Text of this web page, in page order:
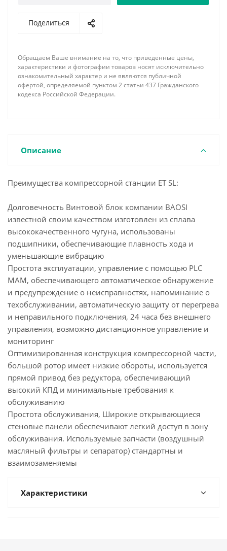
Поделиться
Обращаем Ваше внимание на то, что приведенные цены,
характеристики и фотографии товаров носят исключительно
ознакомительный характер и не являются публичной
офертой, определяемой пунктом 2 статьи 437 Гражданского
кодекса Российской Федерации.
Описание
Преимущества компрессорной станции ET SL:
Долговечность Винтовой блок компании BAOSI
известной своим качеством изготовлен из сплава
высококачественного чугуна, использованы
подшипники, обеспечивающие плавность хода и
уменьшающие вибрацию
Простота эксплуатации, управление с помощью PLC
МАМ, обеспечивающего автоматическое обнаружение
и предупреждение о неисправностях, напоминание о
техобслуживании, автоматическую защиту от перегрева
и неправильного подключения, 24 часа без внешнего
управления, возможно дистанционное управление и
мониторинг
Оптимизированная конструкция компрессорной части,
большой ротор имеет низкие обороты, используется
прямой привод без редуктора, обеспечивающий
высокий КПД и минимальные требования к
обслуживанию
Простота обслуживания, Широкие открывающиеся
стеновые панели обеспечивают легкий доступ в зону
обслуживания. Используемые запчасти (воздушный
масляный фильтры и сепаратор) стандартны и
взаимозаменяемы
Характеристики